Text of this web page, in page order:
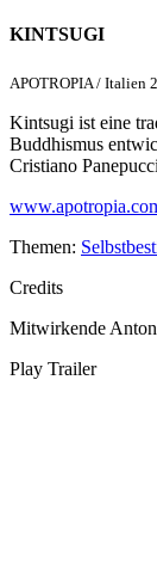
KINTSUGI
APOTROPIA / Italien
Kintsugi ist eine
Buddhismus
Cristiano
Themen:
Credits
Mitwirkende
Play Trailer